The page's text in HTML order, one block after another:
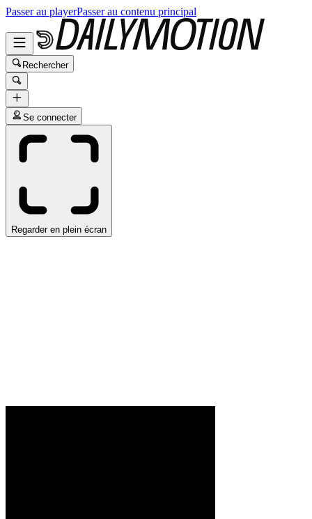
Passer au playerPasser au contenu principal
Rechercher
Se connecter
Regarder en plein écran